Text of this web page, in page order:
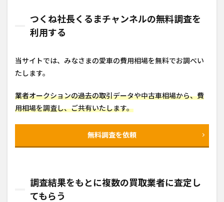
つくね社長くるまチャンネルの無料調査を
利用する
当サイトでは、みなさまの愛車の費用相場を無料でお調べい
たします。
業者オークションの過去の取引データや中古車相場から、費
用相場を調査し、ご共有いたします。
無料調査を依頼
調査結果をもとに複数の買取業者に査定し
てもらう